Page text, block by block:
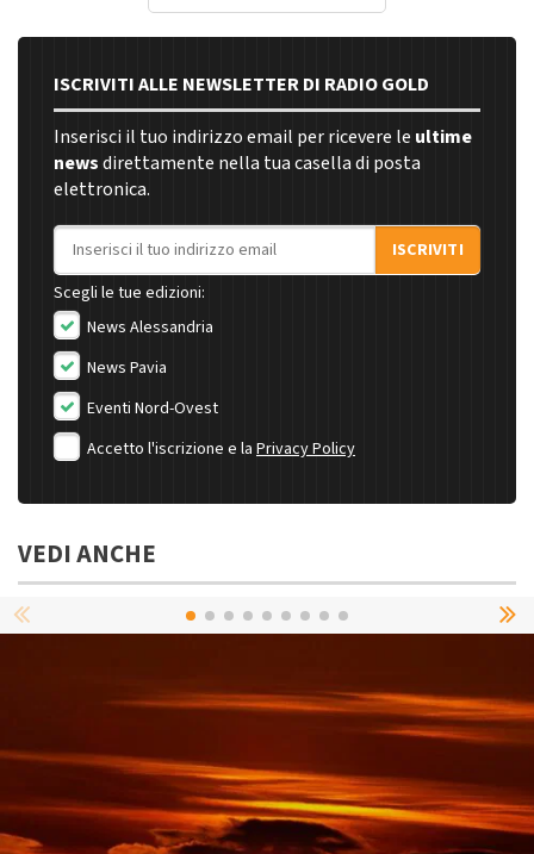
ISCRIVITI ALLE NEWSLETTER DI RADIO GOLD
Inserisci il tuo indirizzo email per ricevere le ultime
newsdirettamente nella tua casella di posta
elettronica.
Indirizzo email
ISCRIVITI
Scegli le tue edizioni:
News Alessandria
News Pavia
Eventi Nord-Ovest
Accetto l'iscrizione e la Privacy Policy
VEDI ANCHE